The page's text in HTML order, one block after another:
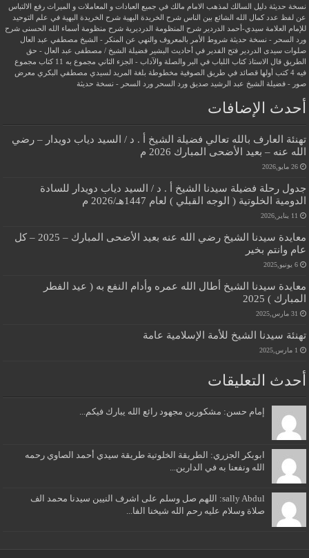
نسخة حديثة دليل السالك لمذهب الامام مالك في جميع العبادات و المعاملات و الميراث رفع الالتباس
عن لفظ عدد كمال الله الشائع بين الناس شرح الخريدة البهية شرح الخريدة البهية في علم التوحيد
للإمام العلامة سيدي-أحمد الدردير شرح المنظومة الدرديرية شرح منظومة أسماء الله الحسنى شرح
ورد السحر - نسخة حديثة شروط الأمر بالمعروف والنهي عن المنكر - الشيخ مصطفي عبد العال
صلوات سيدى الدردير فتح القدير في أحاديث البشير فضيلة الشيخ / مصطفى عبد العال - حق
الطريق
قال الاستاذ كتاب اللباب في البر والصلة والآداب - الجزء الثاني مجموع به 11 كتاب
مجموع
فيه 4 كتب أولها قصائد في طريق الصوفية
مخطوطة بلغة المريد لسيدي مصطفي البكري معرض
صور - فضيلة الشيخ عبد الرشيد صديق
ورد السحر ورد السحر - نسخة حديثة
أحدث الإضافات
تهنئة العارف بالله تعالي فضيلة الشيخ أ . د / السيد دياب دويدار – رضي
الله عنه – بعيد الأضحى المبارك 2026 م
26 مايو,2026
جدول رحلة فضيلة سيدنا الشيخ أ . د / السيد دياب دويدار للسادة
الدومية الخلوتية ( الوجه القبلي ) لعام 1447هـ/2026 م
11 يناير,2026
معايدة سيدنا الشيخ رضي الله عنه بعيد الأضحى المبارك – 2025 – كل
عام وانتم بخير
6 يونيو,2025
معايدة سيدنا الشيخ أطال الله عمره وأدام النفع به ( عيد الفطر
المبارك ) 2025
31 مارس,2025
تهنئة سيدنا الشيخ للأمة الإسلامية عامة
1 مارس,2025
أحدث التعليقات
إمام حسن: مشكورين مجهود رائع الله يبارك فيكم...
ابوبكر الجزري: الطريقة الخلوتية طريقة سيدي أحمد الصاوي رحمه
الله ونفعنا به في الدارين...
sally Abdul: اللهم صل وسلم على اشرف النيين سيدنا محمد الف
صلاة وسلام عليه رحم الله شيخنا الفا...